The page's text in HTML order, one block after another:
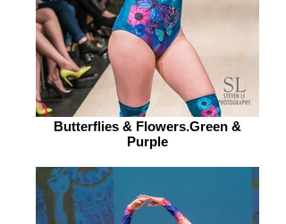
Butterflies & Flowers.Green &
Purple